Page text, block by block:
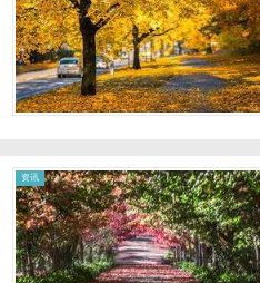
资讯